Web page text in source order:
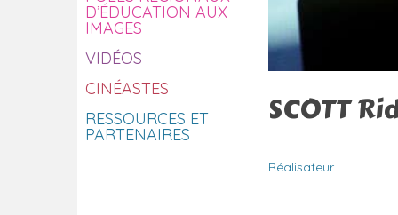
D’ÉDUCATION AUX
IMAGES
VIDÉOS
CINÉASTES
RESSOURCES ET
PARTENAIRES
SCOTT
Réalisateur